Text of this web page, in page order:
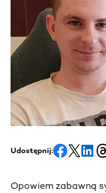
Udostępnij:
Opowiem zabawną